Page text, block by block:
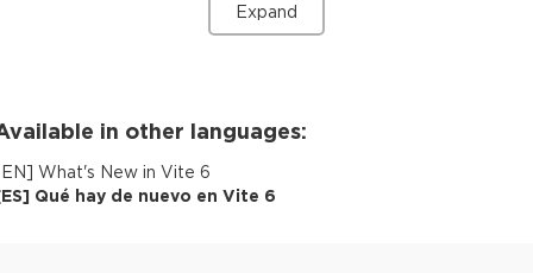
Expand
in other languages:
EN] What's New in Vite 6
ES] Qué hay de nuevo en Vite 6